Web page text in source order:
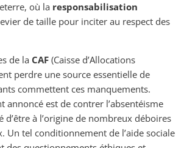
où la responsabilisation
de taille pour inciter au respect des
de la CAF (Caisse d’Allocations
perdre une source essentielle de
commettent ces manquements.
annoncé est de contrer l’absentéisme
d’être à l’origine de nombreux déboires
Un tel conditionnement de l’aide sociale